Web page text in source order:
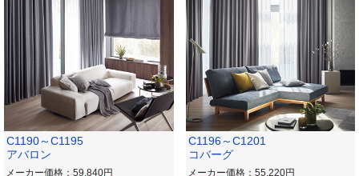
C1190～C1195
アバロン
メーカー価格：59,840
C1196～C1201
コバーグ
メーカー価格：55,220